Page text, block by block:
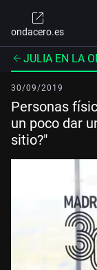
ondacero.es
JULIA EN LA
30/09/2019
Personas
un poco dar
sitio?"